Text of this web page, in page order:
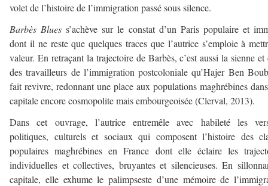
volet de l’histoire de l’immigration passé sous silence.
Barbès Blues s’achève sur le constat d’un Paris populaire et
dont il ne reste que quelques traces que l’autrice s’emploie à
valeur. En retraçant la trajectoire de Barbès, c’est aussi la sienne et
des travailleurs de l’immigration postcoloniale qu’Hajer Ben
fait revivre, redonnant une place aux populations maghrébines
capitale encore cosmopolite mais embourgeoisée (Clerval, 2013).
Dans cet ouvrage, l’autrice entremêle avec habileté les
politiques, culturels et sociaux qui composent l’histoire des
populaires maghrébines en France dont elle éclaire les
individuelles et collectives, bruyantes et silencieuses. En
capitale, elle exhume le palimpseste d’une mémoire de